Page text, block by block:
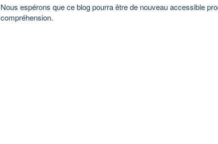
Nous espérons que ce blog pourra être de nouveau accessible
compréhension.